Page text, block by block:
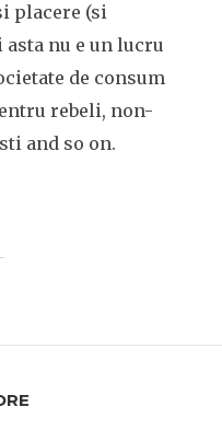
placere (si
nu e un lucru
de consum
rebeli, non-
and so on.